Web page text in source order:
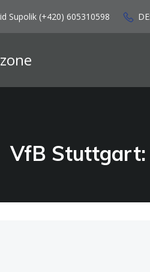
Supolik (+420) 605310598